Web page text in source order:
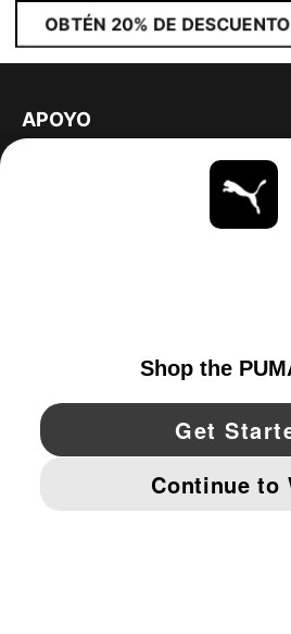
OBTÉN 20% DE DESCUENTO
APOYO
YouTube Twitter Pinterest